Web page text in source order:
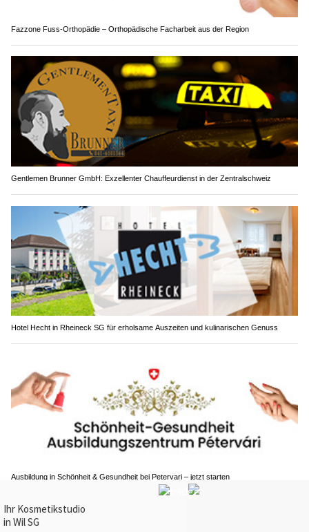
Fazzone Fuss-Orthopädie – Orthopädische Facharbeit aus der Region
Gentlemen Brunner GmbH: Exzellenter Chauffeurdienst in der Zentralschweiz
Hotel Hecht in Rheineck SG für erholsame Auszeiten und kulinarischen Genuss
Ausbildung in Schönheit & Gesundheit bei Petervari – jetzt starten
Andermatt plant neues Sportzentrum mit
Hallenbad, Spa und Eventplatz